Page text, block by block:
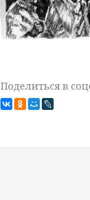
Поделиться в